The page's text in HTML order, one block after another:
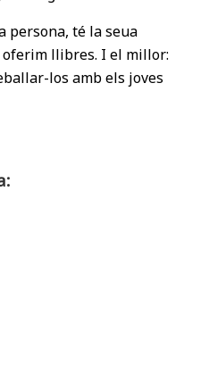
persona, té la seua
oferim llibres. I el millor:
los amb els joves